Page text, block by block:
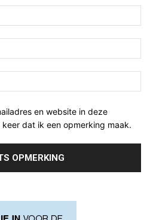
en website in deze
dat ik een opmerking maak.